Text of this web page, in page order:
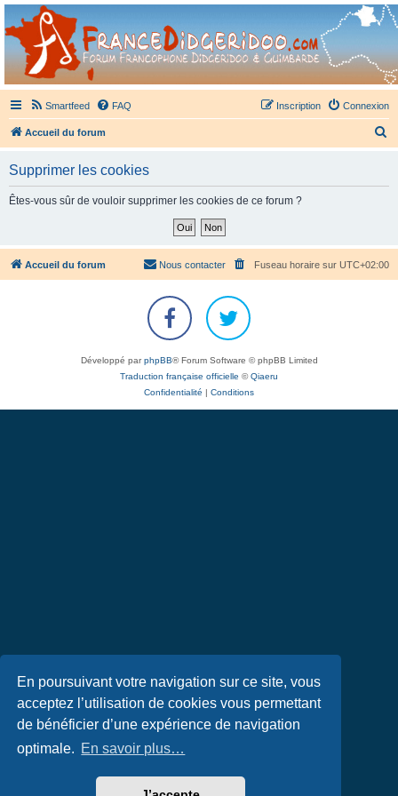
En poursuivant votre navigation sur ce site, vous
acceptez l’utilisation de cookies vous permettant
de bénéficier d’une expérience de navigation
optimale. En savoir plus…
France Didgeridoo
Didgeridoo et Guimbarde sur France Didgeridoo - retrouvez la communauté.
Smartfeed FAQ Connexion
Inscription
Accueil du forum
c
h
Supprimer les cookies
Êtes-vous sûr de vouloir supprimer les cookies de ce forum ?
Accueil du forum Fuseau horaire sur UTC+02:00
Nous contacter
Développé parphpBB® Forum Software © phpBB Limited
Traduction française officielle ©Qiaeru
Confidentialité
Conditions